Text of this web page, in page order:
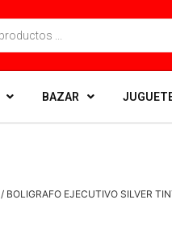
BAZAR
/ BOLIGRAFO EJECUTIVO SILVER